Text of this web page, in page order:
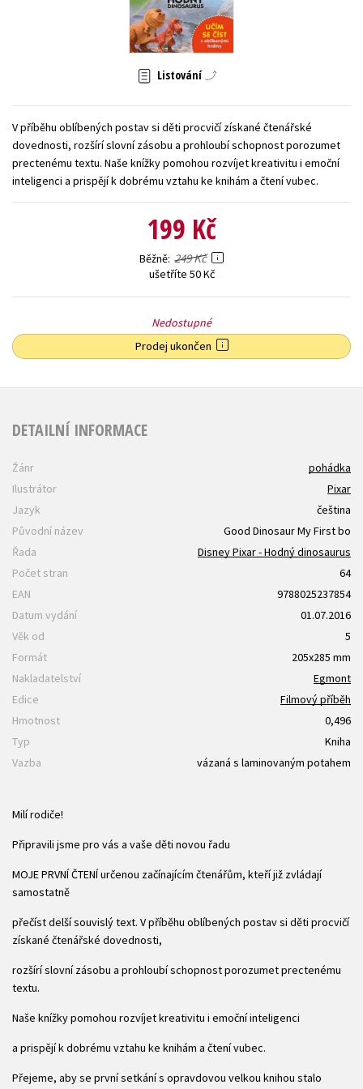
Zahraniční literatura
Listování
V příběhu oblíbených postav si děti procvičí získané čtenářské
dovednosti, rozšírí slovní zásobu a prohloubí schopnost porozumet
prectenému textu. Naše knížky pomohou rozvíjet kreativitu i emoční
inteligenci a prispějí k dobrému vztahu ke knihám a čtení vubec.
199 Kč
Běžně 249 Kč
ušetříte 50 Kč
Nedostupné
Prodej ukončen
DETAILNÍ INFORMACE
Žánr
pohádka
Ilustrátor
Pixar
Jazyk
čeština
Původní název
Good Dinosaur My First bo
Řada
Disney Pixar - Hodný dinosaurus
Počet stran
64
EAN
9788025237854
Datum vydání
01.07.2016
Věk od
5
Formát
205x285 mm
Nakladatelství
Egmont
Edice
Filmový příběh
Hmotnost
0,496
Typ
Kniha
Vazba
vázaná s laminovaným potahem
Milí rodiče!
Připravili jsme pro vás a vaše děti novou řadu
MOJE PRVNÍ ČTENÍ určenou začínajícím čtenářům, kteří již zvládají
samostatně
přečíst delší souvislý text. V příběhu oblíbených postav si děti procvičí
získané čtenářské dovednosti,
rozšírí slovní zásobu a prohloubí schopnost porozumet prectenému
textu.
Naše knížky pomohou rozvíjet kreativitu i emoční inteligenci
a prispějí k dobrému vztahu ke knihám a čtení vubec.
Přejeme, aby se první setkání s opravdovou velkou knihou stalo